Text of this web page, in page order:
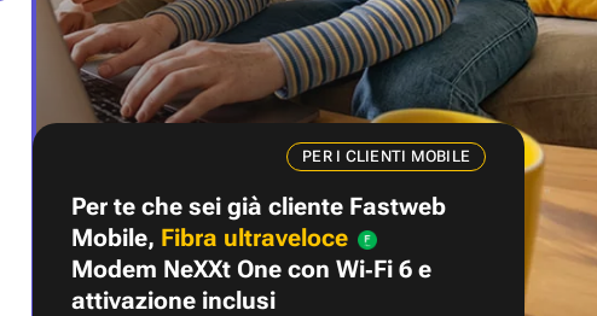
PER I CLIENTI MOBILE
Per te che sei già cliente Fastweb
Mobile, Fibra ultraveloce
Modem NeXXt One con Wi‑Fi 6 e
attivazione inclusi